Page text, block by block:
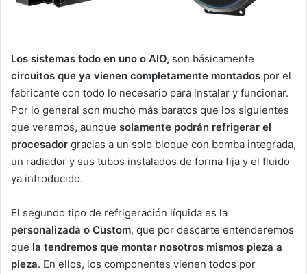
Los sistemas todo en uno o AIO, son básicamente
circuitos que ya vienen completamente montados por el
fabricante con todo lo necesario para instalar y funcionar.
Por lo general son mucho más baratos que los siguientes
que veremos, aunque solamente podrán refrigerar el
procesador gracias a un solo bloque con bomba integrada,
un radiador y sus tubos instalados de forma fija y el fluido
ya introducido.
El segundo tipo de refrigeración líquida es la
personalizada o Custom, que por descarte entenderemos
que la tendremos que montar nosotros mismos pieza a
pieza. En ellos, los componentes vienen todos por